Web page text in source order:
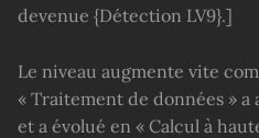
devenue {Détection LV9}.]
Le niveau augmente vite
« Traitement de données »
et a évolué en « Calcul à